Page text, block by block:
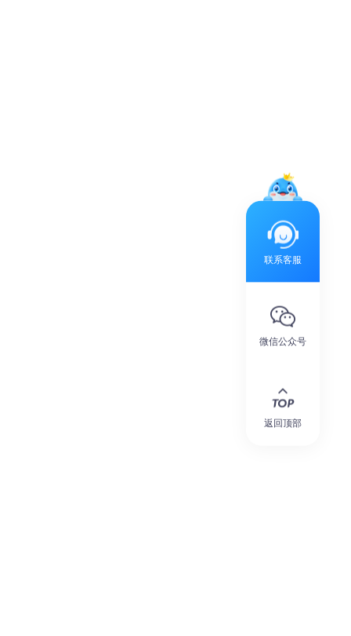
联系客服
微信公众号
返回顶部